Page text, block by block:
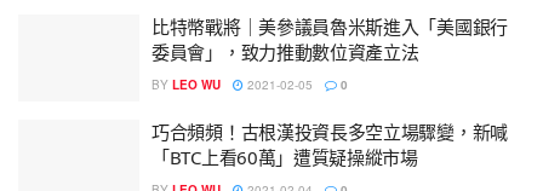
比特幣戰將｜美參議員魯米斯進入「美國銀行
委員會」，致力推動數位資產立法
BY LEO WU 2021-02-05 0
巧合頻頻！古根漢投資長多空立場驟變，新喊
「BTC上看60萬」遭質疑操縱市場